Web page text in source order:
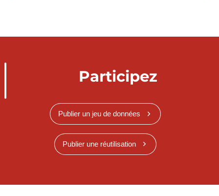
Participez
Publier un jeu de données
Publier une réutilisation